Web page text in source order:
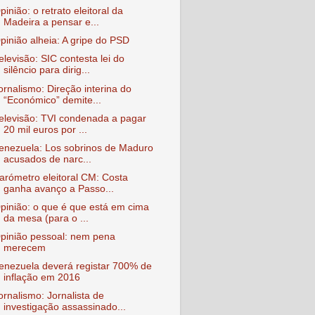
o retrato eleitoral da
Madeira a pensar e...
alheia: A gripe do PSD
SIC contesta lei do
silêncio para dirig...
Direção interina do
“Económico” demite...
TVI condenada a pagar
20 mil euros por ...
Los sobrinos de Maduro
acusados de narc...
eleitoral CM: Costa
ganha avanço a Passo...
o que é que está em cima
da mesa (para o ...
pessoal: nem pena
merecem
deverá registar 700% de
inflação em 2016
Jornalista de
investigação assassinado...